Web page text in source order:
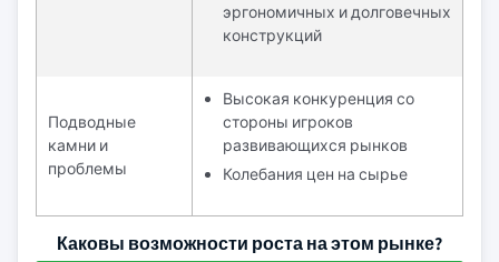
эргономичных и долговечных
конструкций
Подводные
камни и
проблемы
Высокая конкуренция со
стороны игроков
развивающихся рынков
Колебания цен на сырье
Каковы возможности роста на этом рынке?